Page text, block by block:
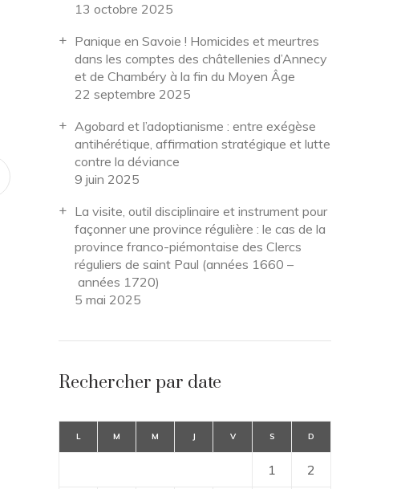
13 octobre 2025
Panique en Savoie ! Homicides et meurtres
dans les comptes des châtellenies d’Annecy
et de Chambéry à la fin du Moyen Âge
22 septembre 2025
Agobard et l’adoptianisme : entre exégèse
antihérétique, affirmation stratégique et lutte
contre la déviance
9 juin 2025
La visite, outil disciplinaire et instrument pour
façonner une province régulière : le cas de la
province franco-piémontaise des Clercs
réguliers de saint Paul (années 1660 –
années 1720)
5 mai 2025
Rechercher par date
L M M J V S D
1 2